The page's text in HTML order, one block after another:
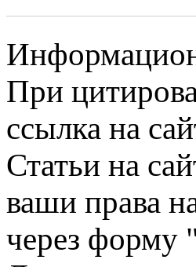
При
ссылка на
Статьи на
ваши права
через форму